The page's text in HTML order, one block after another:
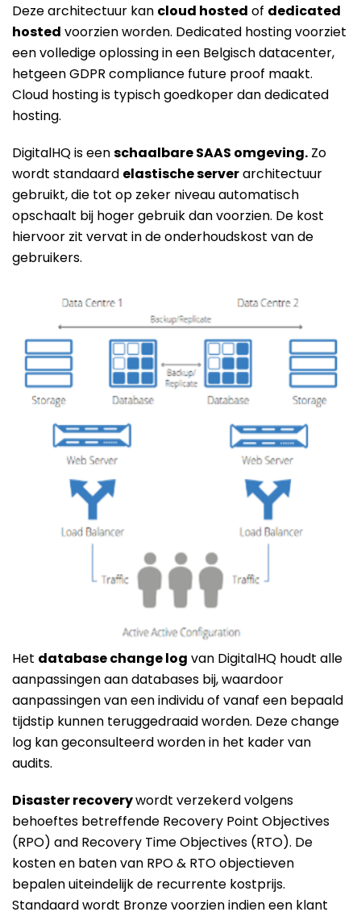
Deze architectuur kan cloud hosted of dedicated
hosted voorzien worden. Dedicated hosting voorziet
een volledige oplossing in een Belgisch datacenter,
hetgeen GDPR compliance future proof maakt.
Cloud hosting is typisch goedkoper dan dedicated
hosting.
DigitalHQ is eenschaalbare SAAS omgeving. Zo
wordt standaard elastische serverarchitectuur
gebruikt, die tot op zeker niveau automatisch
opschaalt bij hoger gebruik dan voorzien. De kost
hiervoor zit vervat in de onderhoudskost van de
gebruikers.
Het database change log van DigitalHQ houdt alle
aanpassingen aan databases bij, waardoor
aanpassingen van een individu of vanaf een bepaald
tijdstip kunnen teruggedraaid worden. Deze change
log kan geconsulteerd worden in het kader van
audits.
Disaster recoverywordt verzekerd volgens
behoeftes betreffende Recovery Point Objectives
(RPO) and Recovery Time Objectives (RTO). De
kosten en baten van RPO & RTO objectieven
bepalen uiteindelijk de recurrente kostprijs.
Standaard wordt Bronze voorzien indien een klant